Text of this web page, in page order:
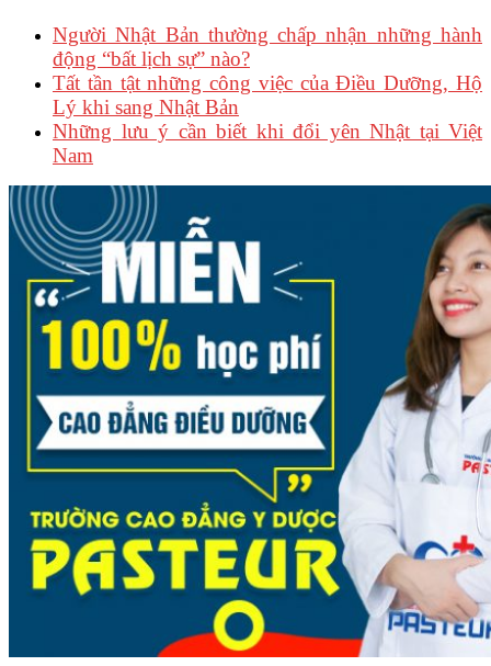
Người Nhật Bản thường chấp nhận những hành
động “bất lịch sự” nào?
Tất tần tật những công việc của Điều Dưỡng, Hộ
Lý khi sang Nhật Bản
Những lưu ý cần biết khi đổi yên Nhật tại Việt
Nam